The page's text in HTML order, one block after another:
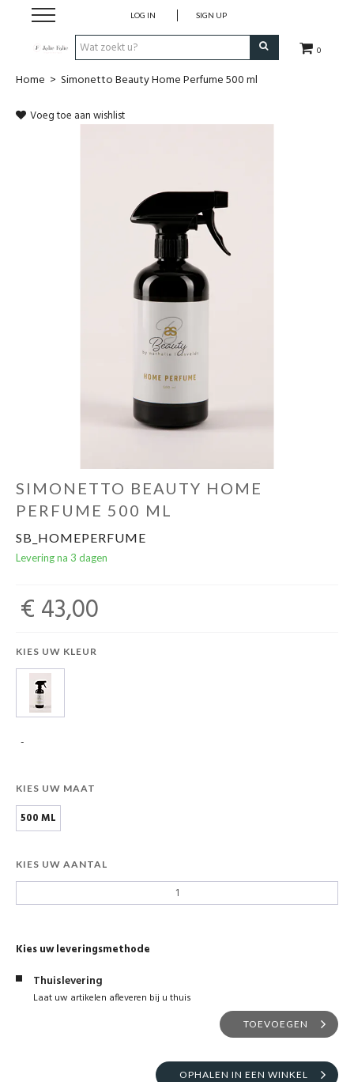
0
LOG IN SIGN UP
Home
Cadeaubon
Home > Simonetto Beauty Home Perfume 500 ml
Voeg toe aan wishlist
SIMONETTO BEAUTY HOME
PERFUME 500 ML
SB_HOMEPERFUME
Levering na 3 dagen
€ 43,00
KIES UW KLEUR
-
KIES UW MAAT
500 ML
KIES UW AANTAL
Kies uw leveringsmethode
Thuislevering
Laat uw artikelen afleveren bij u thuis
TOEVOEGEN
OPHALEN IN EEN WINKEL